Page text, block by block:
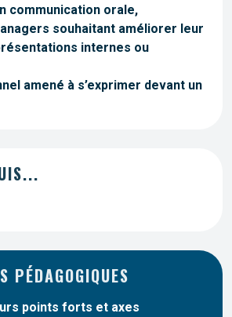
communication orale,
souhaitant améliorer leur
internes ou
amené à s’exprimer devant un
PÉDAGOGIQUES
points forts et axes